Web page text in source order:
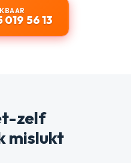
019 56 13
zelf
mislukt